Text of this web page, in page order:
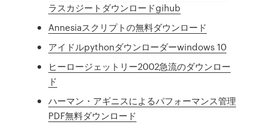
ラスカジートダウンロードgihub
Annesiaスクリプトの無料ダウンロード
アイドルpythonダウンローダーwindows 10
ヒーロージェットリー2002急流のダウンロー
ド
ハーマン・アギニスによるパフォーマンス管理
PDF無料ダウンロード